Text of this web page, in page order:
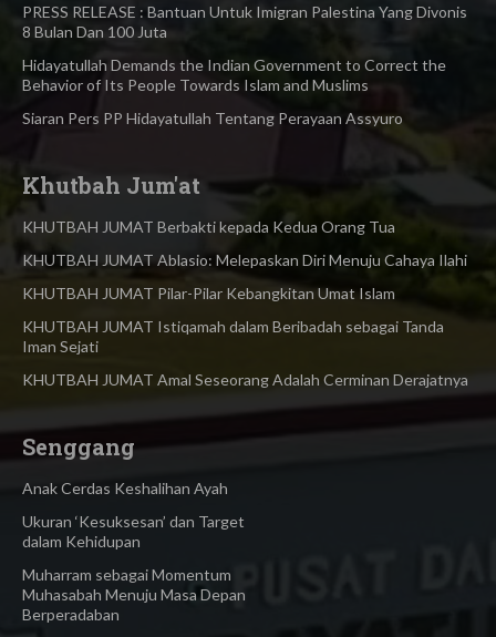
PRESS RELEASE : Bantuan Untuk Imigran Palestina Yang Divonis
8 Bulan Dan 100 Juta
Hidayatullah Demands the Indian Government to Correct the
Behavior of Its People Towards Islam and Muslims
Siaran Pers PP Hidayatullah Tentang Perayaan Assyuro
Khutbah Jum'at
KHUTBAH JUMAT Berbakti kepada Kedua Orang Tua
KHUTBAH JUMAT Ablasio: Melepaskan Diri Menuju Cahaya Ilahi
KHUTBAH JUMAT Pilar-Pilar Kebangkitan Umat Islam
KHUTBAH JUMAT Istiqamah dalam Beribadah sebagai Tanda
Iman Sejati
KHUTBAH JUMAT Amal Seseorang Adalah Cerminan Derajatnya
Senggang
Anak Cerdas Keshalihan Ayah
Ukuran ‘Kesuksesan’ dan Target
dalam Kehidupan
Muharram sebagai Momentum
Muhasabah Menuju Masa Depan
Berperadaban